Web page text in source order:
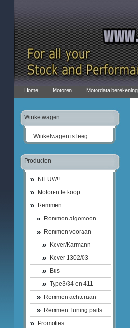
Home Motoren Motordata berekening
Winkelwagen
Winkelwagen is leeg
Producten
NIEUW!!
Motoren te koop
Remmen
Remmen algemeen
Remmen vooraan
Kever/Karmann
Kever 1302/03
Bus
Type3/34 en 411
Remmen achteraan
Remmen Tuning parts
Promoties